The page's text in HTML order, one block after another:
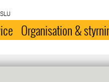
Organisation &